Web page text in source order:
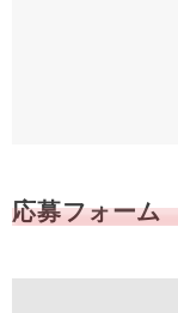
応募フォーム